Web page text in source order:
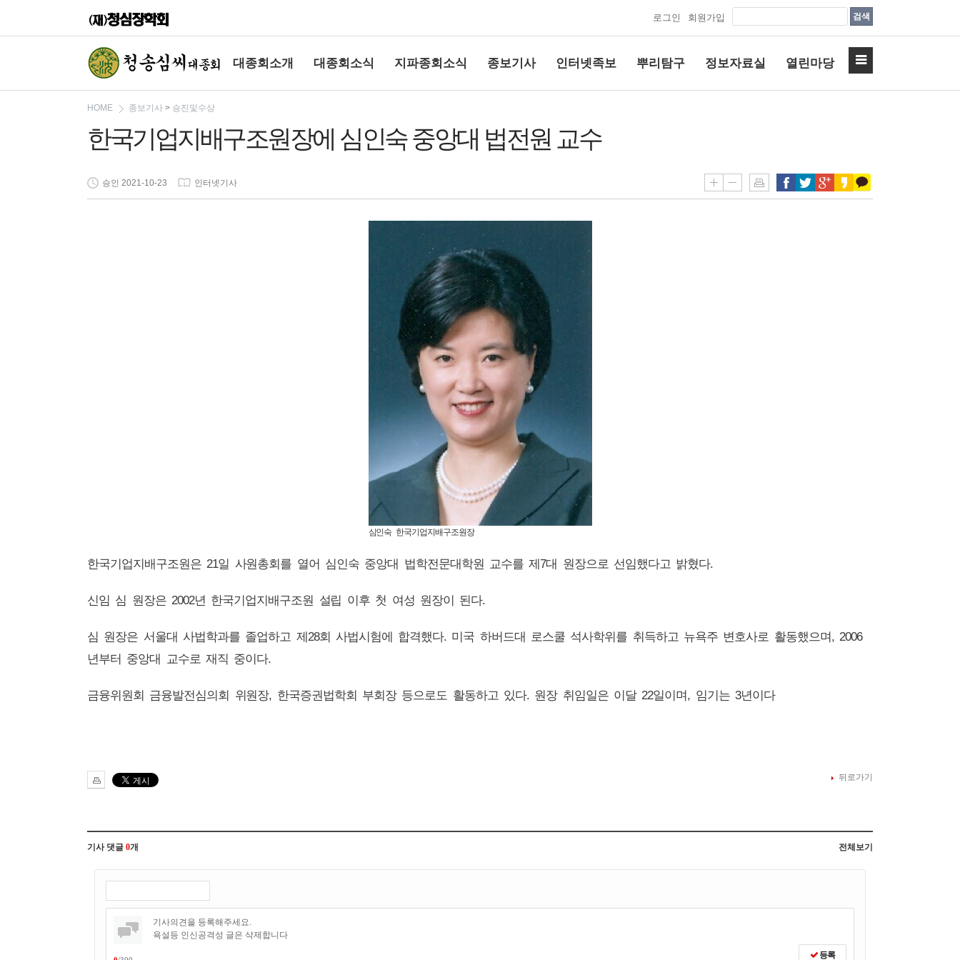
로그인 회원가입 검색
대종회소개 대종회소식 지파종회소식 종보기사 인터넷족보 뿌리탐구 정보자료실 열린마당
상단여백
HOME 종보기사 > 승진및수상
한국기업지배구조원장에 심인숙 중앙대 법전원 교수
승인 2021-10-23 인터넷기사
심인숙 한국기업지배구조원장
한국기업지배구조원은21일 사원총회를 열어 심인숙 중앙대 법학전문대학원 교수를 제7대 원장으로 선임했다고 밝혔다.
신임 심 원장은2002년 한국기업지배구조원 설립 이후 첫 여성 원장이 된다.
심 원장은 서울대 사법학과를 졸업하고 제28회 사법시험에 합격했다. 미국 하버드대 로스쿨 석사학위를 취득하고 뉴욕주 변호사로 활동했으며, 2006
년부터 중앙대 교수로 재직 중이다.
금융위원회 금융발전심의회 위원장, 한국증권법학회 부회장 등으로도 활동하고 있다. 원장 취임일은 이달22일이며, 임기는 3년이다
뒤로가기
기사 댓글 0개 전체보기
등록